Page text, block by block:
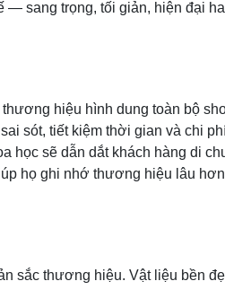
sang trọng, tối giản, hiện đại
hiệu hình dung toàn bộ
sót, tiết kiệm thời gian và chi
học sẽ dẫn dắt khách hàng di
họ ghi nhớ thương hiệu lâu
sắc thương hiệu. Vật liệu bền